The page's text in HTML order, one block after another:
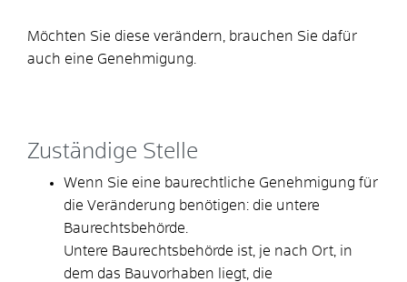
Möchten Sie diese verändern, brauchen Sie dafür
auch eine Genehmigung.
Zuständige Stelle
Wenn Sie eine baurechtliche Genehmigung für
die Veränderung benötigen: die untere
Baurechtsbehörde.
Untere Baurechtsbehörde ist, je nach Ort, in
dem das Bauvorhaben liegt, die